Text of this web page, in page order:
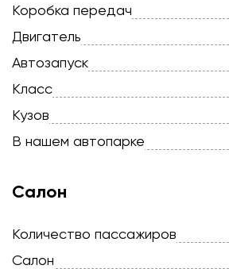
Коробка передач
Двигатель
Автозапуск
Класс
Кузов
В нашем автопарке
Салон
Количество пассажиров
Салон